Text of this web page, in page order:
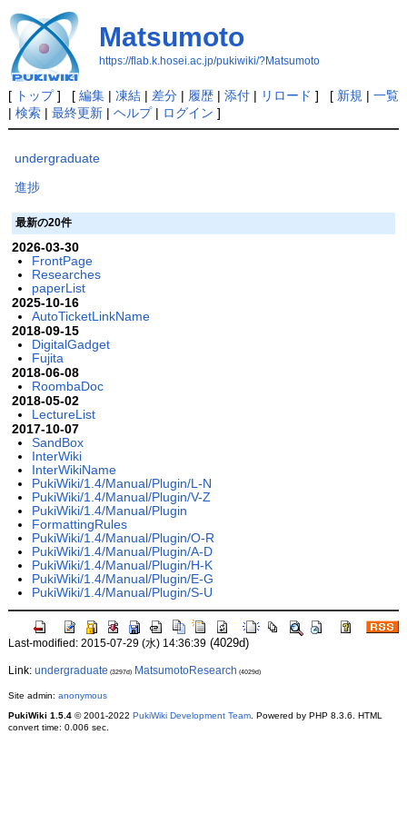
Matsumoto
https://flab.k.hosei.ac.jp/pukiwiki/?Matsumoto
[ トップ] [ 編集| 凍結| 差分| 履歴| 添付| リロード ] [ 新規 | 一覧
| 検索| 最終更新| ヘルプ| ログイン ]
undergraduate
進捗
最新の20件
2026-03-30
FrontPage
Researches
paperList
2025-10-16
AutoTicketLinkName
2018-09-15
DigitalGadget
Fujita
2018-06-08
RoombaDoc
2018-05-02
LectureList
2017-10-07
SandBox
InterWiki
InterWikiName
PukiWiki/1.4/Manual/Plugin/L-N
PukiWiki/1.4/Manual/Plugin/V-Z
PukiWiki/1.4/Manual/Plugin
FormattingRules
PukiWiki/1.4/Manual/Plugin/O-R
PukiWiki/1.4/Manual/Plugin/A-D
PukiWiki/1.4/Manual/Plugin/H-K
PukiWiki/1.4/Manual/Plugin/E-G
PukiWiki/1.4/Manual/Plugin/S-U
Last-modified: 2015-07-29 (水) 14:36:39(4029d)
Link: undergraduate (3297d) MatsumotoResearch (4029d)
Site admin: anonymous
PukiWiki 1.5.4© 2001-2022 PukiWiki Development Team. Powered by PHP 8.3.6. HTML
convert time: 0.006 sec.